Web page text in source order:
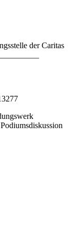
der Caritas